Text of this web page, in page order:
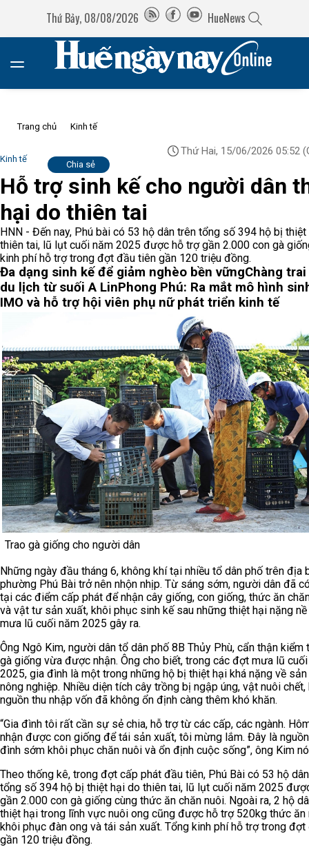
Thứ Bảy, 08/08/2026 HueNews
Trang chủ Kinh tế
Kinh tế
Thứ Hai, 15/06/2026 05:52
Chia sẻ
Hỗ trợ sinh kế cho người dân
hại do thiên tai
HNN - Đến nay, Phú bài có 53 hộ dân trên tổng số 394 hộ bị
thiên tai, lũ lụt cuối năm 2025 được hỗ trợ gần 2.000 con gà
kinh phí hỗ trợ trong đợt đầu tiên gần 120 triệu đồng.
Đa dạng sinh kế để giảm nghèo bền vữngChàng
du lịch từ suối A LinPhong Phú: Ra mắt mô hình
IMO và hỗ trợ hội viên phụ nữ phát triển kinh tế
Trao gà giống cho người dân
Những ngày đầu tháng 6, không khí tại nhiều tổ dân phố trên địa
phường Phú Bài trở nên nhộn nhịp. Từ sáng sớm, người dân đã
tại các điểm cấp phát để nhận cây giống, con giống, thức ăn
và vật tư sản xuất, khôi phục sinh kế sau những thiệt hại nặng
mưa lũ cuối năm 2025 gây ra.
Ông Ngô Kim, người dân tổ dân phố 8B Thủy Phù, cẩn thận kiểm
gà giống vừa được nhận. Ông cho biết, trong các đợt mưa lũ
2025, gia đình là một trong những hộ bị thiệt hại khá nặng về
nông nghiệp. Nhiều diện tích cây trồng bị ngập úng, vật nuôi chết,
nguồn thu nhập vốn đã không ổn định càng thêm khó khăn.
“Gia đình tôi rất cần sự sẻ chia, hỗ trợ từ các cấp, các ngành.
nhận được con giống để tái sản xuất, tôi mừng lắm. Đây là
đình sớm khôi phục chăn nuôi và ổn định cuộc sống”, ông Kim
Theo thống kê, trong đợt cấp phát đầu tiên, Phú Bài có 53 hộ
tổng số 394 hộ bị thiệt hại do thiên tai, lũ lụt cuối năm 2025
gần 2.000 con gà giống cùng thức ăn chăn nuôi. Ngoài ra, 2 hộ
thiệt hại trong lĩnh vực nuôi ong cũng được hỗ trợ 520kg thức ăn
khôi phục đàn ong và tái sản xuất. Tổng kinh phí hỗ trợ trong đợt
gần 120 triệu đồng.